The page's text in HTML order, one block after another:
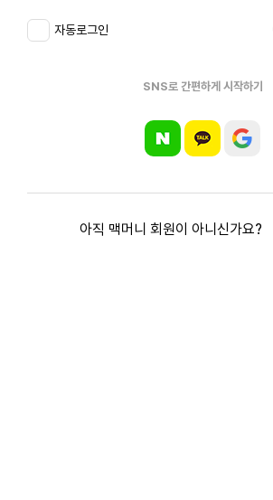
자동로그인
SNS로 간편하게 시작하기
아직 맥머니 회원이 아니신가요?